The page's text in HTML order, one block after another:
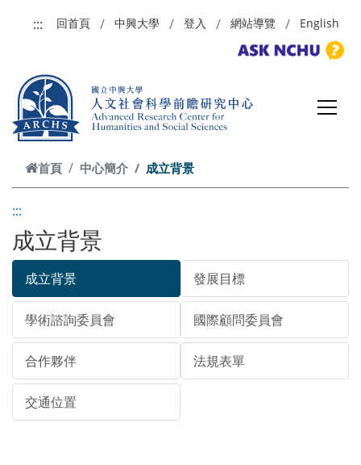
:::
回首頁 中興大學 登入 網站導覽 English
首頁 中心簡介 成立背景
:::
成立背景
成立背景 發展目標
學術諮詢委員會 國際顧問委員會
合作夥伴 法規表單
交通位置